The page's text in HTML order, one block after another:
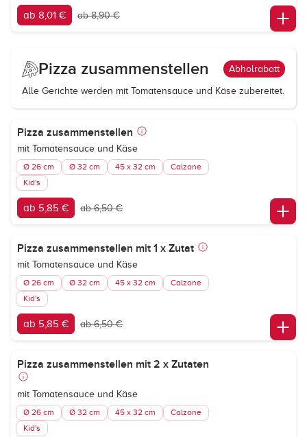
ab 8,01 € ab 8,90 €
Pizza zusammenstellen Abholrabatt
Alle Gerichte werden mit Tomatensauce und Käse zubereitet.
Pizza zusammenstellen
mit Tomatensauce und Käse
Ø 26 cm Ø 32 cm 45 x 32 cm
Calzone
Kid's
ab 5,85 € ab 6,50 €
Pizza zusammenstellen mit 1 x Zutat
mit Tomatensauce und Käse
Ø 26 cm Ø 32 cm 45 x 32 cm
Calzone
Kid's
ab 5,85 € ab 6,50 €
Pizza zusammenstellen mit 2 x Zutaten
mit Tomatensauce und Käse
Ø 26 cm Ø 32 cm 45 x 32 cm
Calzone
Kid's